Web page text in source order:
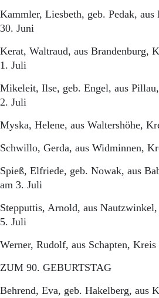
Kammler, Liesbeth, geb. Pedak,
30. Juni
Kerat, Waltraud, aus Brandenburg,
1. Juli
Mikeleit, Ilse, geb. Engel, aus
2. Juli
Myska, Helene, aus Waltershöhe,
Schwillo, Gerda, aus Widminnen,
Spieß, Elfriede, geb. Nowak, aus
am 3. Juli
Stepputtis, Arnold, aus
5. Juli
Werner, Rudolf, aus Schapten,
ZUM 90. GEBURTSTAG
Behrend, Eva, geb. Hakelberg, aus